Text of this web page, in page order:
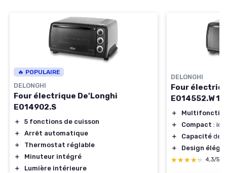
🔥 POPULAIRE
DELONGHI
Four électrique De'Longhi
EO14902.S
＋
5 fonctions de cuisson
＋
Arrêt automatique
＋
Thermostat réglable
＋
Minuteur intégré
＋
Lumière intérieure
DELONGHI
Four
EO14552.W
＋
＋
Compact :
＋
Capacité de
＋
Design
★★★★★
★★★★★ 4,3/5